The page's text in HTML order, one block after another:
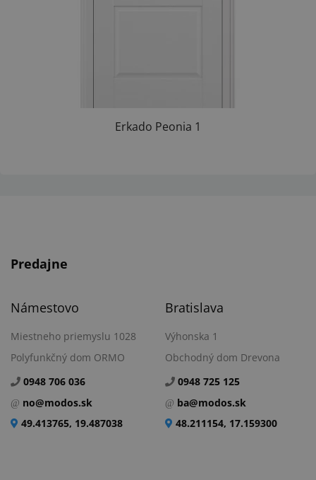
Erkado Peonia 1
Predajne
Námestovo
Miestneho priemyslu 1028
Polyfunkčný dom ORMO
0948 706 036
no@modos.sk
49.413765, 19.487038
Bratislava
Výhonska 1
Obchodný dom Drevona
0948 725 125
ba@modos.sk
48.211154, 17.159300